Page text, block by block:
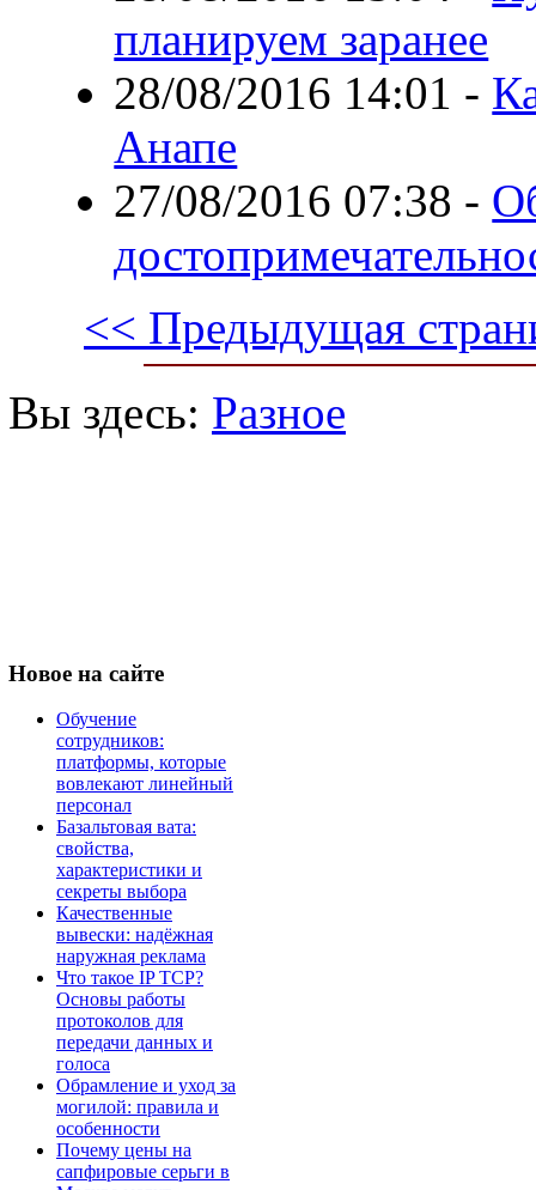
планируем заранее
28/08/2016 14:01 -
Анапе
27/08/2016 07:38 -
<< Предыдущая
Вы здесь: Разное
Новое на сайте
Обучение
сотрудников:
платформы, которые
вовлекают линейный
персонал
Базальтовая вата:
свойства,
характеристики и
секреты выбора
Качественные
вывески: надёжная
наружная реклама
Что такое IP TCP?
Основы работы
протоколов для
передачи данных и
голоса
Обрамление и уход за
могилой: правила и
особенности
Почему цены на
сапфировые серьги в